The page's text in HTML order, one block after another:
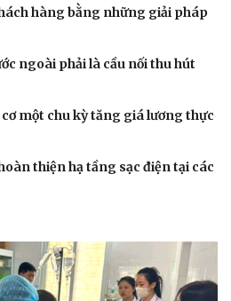
hàng bằng những giải pháp
ngoài phải là cầu nối thu hút
một chu kỳ tăng giá lương thực
thiện hạ tầng sạc điện tại các